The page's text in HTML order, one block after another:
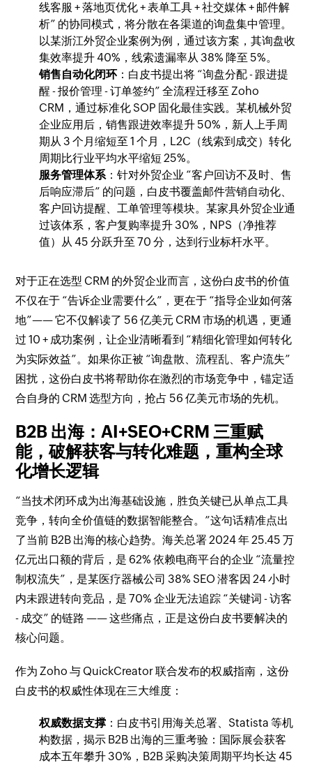
线客服 + 落地页优化 + 表单工具 + 社交媒体 + 邮件解
析” 的协同模式，将分散在各渠道的询盘集中管理。
以某浙江外贸企业案例为例，通过该方案，其询盘收
集效率提升 40%，线索遗漏率从 38% 降至 5%。
销售自动化闭环：白皮书提出将 “询盘分配 - 跟进提
醒 - 报价管理 - 订单签约” 全流程迁移至 Zoho
CRM，通过标准化 SOP 固化最佳实践。某机械外贸
企业应用后，销售跟进效率提升 50%，新人上手周
期从 3 个月缩短至 1 个月，L2C（线索到成交）转化
周期比行业平均水平缩短 25%。
服务管理体系：针对外贸企业 “客户回访不及时、售
后响应滞后” 的问题，白皮书覆盖邮件营销自动化、
客户回访提醒、工单管理等模块。某家具外贸企业通
过该体系，客户复购率提升 30%，NPS（净推荐
值）从 45 分跃升至 70 分，达到行业标杆水平。
对于正在选型 CRM 的外贸企业而言，这份白皮书的价值
不仅在于 “告诉企业需要什么”，更在于 “指导企业如何落
地”—— 它不仅解读了 56 亿美元 CRM 市场的机遇，更通
过 10 + 成功案例，让企业清晰看到 “精细化管理如何转化
为实际效益”。如果你正被 “询盘散、流程乱、客户流失”
困扰，这份白皮书将帮助你在激烈的市场竞争中，锚定适
合自身的 CRM 选型方向，抢占 56 亿美元市场的先机。
B2B 出海：AI+SEO+CRM 三重赋
能，破解获客与转化难题，重构全球
化增长逻辑
“当技术闭环成为出海基础设施，胜负关键已从单点工具
竞争，转向全价值链的数据智能整合。”这句话精准点出
了当前 B2B 出海的核心趋势。海关总署 2024 年 25.45 万
亿元出口额的背后，是 62% 依赖电商平台的企业 “流量控
制权流失”，是某医疗器械公司 38% SEO 潜客因 24 小时
内未跟进转向竞品，是 70% 企业无法追踪 “关键词 - 访客
- 成交” 的链路 —— 这些痛点，正是这份白皮书要解决的
核心问题。
作为 Zoho 与 QuickCreator 联合发布的权威指南，这份
白皮书的权威性体现在三大维度：
权威数据支撑 ：白皮书引用海关总署、Statista 等机
构数据，揭示 B2B 出海的三重考验：国际展会获客
成本五年攀升 30%，B2B 采购决策周期平均长达 45